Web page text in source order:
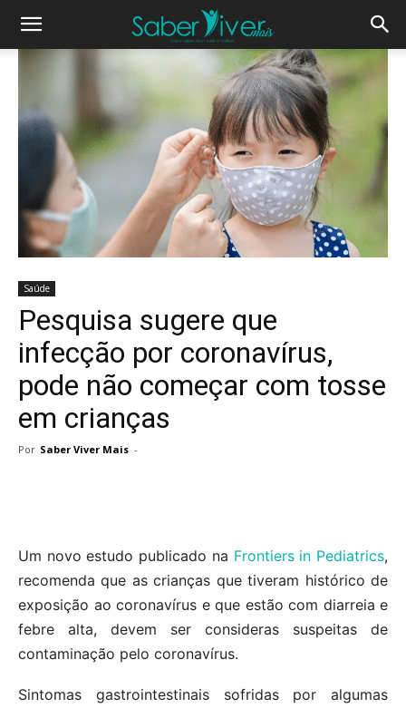
Saúde
Pesquisa sugere que
infecção por coronavírus,
pode não começar com tosse
em crianças
Por Saber Viver Mais -
Um novo estudo publicado na Frontiers in Pediatrics,
recomenda que as crianças que tiveram histórico de
exposição ao coronavírus e que estão com diarreia e
febre alta, devem ser consideras suspeitas de
contaminação pelo coronavírus.
Sintomas gastrointestinais sofridas por algumas